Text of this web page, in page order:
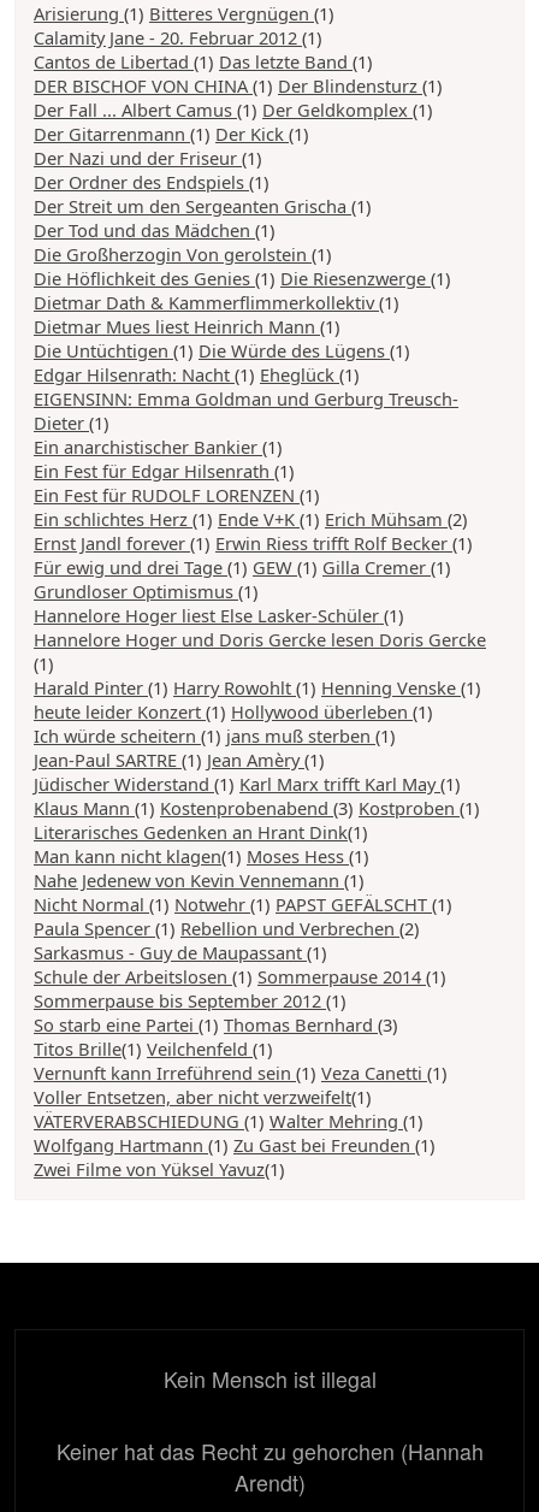
Arisierung (1) Bitteres Vergnügen (1)
Calamity Jane - 20. Februar 2012 (1)
Cantos de Libertad (1) Das letzte Band (1)
DER BISCHOF VON CHINA(1) Der Blindensturz (1)
Der Fall ... Albert Camus (1) Der Geldkomplex (1)
Der Gitarrenmann (1) Der Kick (1)
Der Nazi und der Friseur (1)
Der Ordner des Endspiels (1)
Der Streit um den Sergeanten Grischa (1)
Der Tod und das Mädchen (1)
Die Großherzogin Von gerolstein (1)
Die Höflichkeit des Genies (1) Die Riesenzwerge (1)
Dietmar Dath & Kammerflimmerkollektiv(1)
Dietmar Mues liest Heinrich Mann (1)
Die Untüchtigen (1) Die Würde des Lügens (1)
Edgar Hilsenrath: Nacht (1) Eheglück (1)
EIGENSINN: Emma Goldman und Gerburg Treusch-
Dieter (1)
Ein anarchistischer Bankier (1)
Ein Fest für Edgar Hilsenrath (1)
Ein Fest für RUDOLF LORENZEN (1)
Ein schlichtes Herz (1) Ende V+K (1) Erich Mühsam (2)
Ernst Jandl forever (1) Erwin Riess trifft Rolf Becker (1)
Für ewig und drei Tage (1) GEW (1) Gilla Cremer (1)
Grundloser Optimismus (1)
Hannelore Hoger liest Else Lasker-Schüler (1)
Hannelore Hoger und Doris Gercke lesen Doris Gercke
(1)
Harald Pinter (1) Harry Rowohlt (1) Henning Venske (1)
heute leider Konzert (1) Hollywood überleben (1)
Ich würde scheitern (1) jans muß sterben (1)
Jean-Paul SARTRE (1) Jean Amèry(1)
Jüdischer Widerstand (1) Karl Marx trifft Karl May(1)
Klaus Mann (1) Kostenprobenabend (3) Kostproben (1)
Literarisches Gedenken an Hrant Dink(1)
Man kann nicht klagen(1) Moses Hess (1)
Nahe Jedenew von Kevin Vennemann (1)
Nicht Normal (1) Notwehr (1) PAPST GEFÄLSCHT (1)
Paula Spencer (1) Rebellion und Verbrechen (2)
Sarkasmus - Guy de Maupassant (1)
Schule der Arbeitslosen (1) Sommerpause 2014 (1)
Sommerpause bis September 2012 (1)
So starb eine Partei (1) Thomas Bernhard (3)
Titos Brille(1) Veilchenfeld (1)
Vernunft kann Irreführend sein (1) Veza Canetti (1)
Voller Entsetzen, aber nicht verzweifelt(1)
VÄTERVERABSCHIEDUNG (1) Walter Mehring (1)
Wolfgang Hartmann (1) Zu Gast bei Freunden (1)
Zwei Filme von Yüksel Yavuz(1)
Kein Mensch ist illegal
Keiner hat das Recht zu gehorchen (Hannah
Arendt)